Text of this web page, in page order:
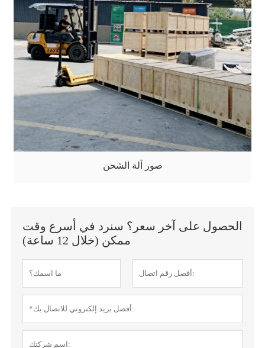
صور آلة الشحن
الحصول على آخر سعر؟ سنرد في أسرع وقت
ممكن (خلال 12 ساعة)